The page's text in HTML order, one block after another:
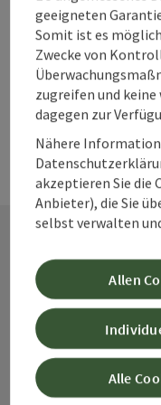
Seite zurück
Alpenland
Bahnhofstraße 2
geeigneten
Somit ist es
Zwecke von
zugreifen und
dagegen zur
Nähere
akzeptieren Sie die
Anbieter), die Sie
selbst verwalten
Alle
Allen